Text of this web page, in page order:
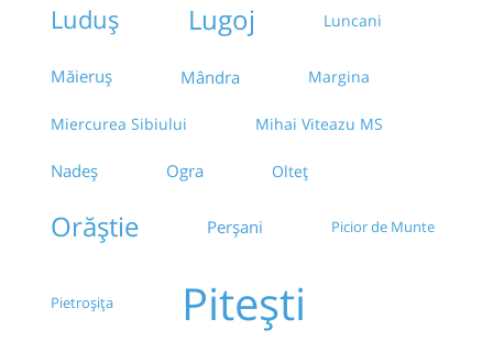
Luduș Lugoj Luncani
Măieruș Mândra Margina
Miercurea Sibiului Mihai Viteazu MS
Nadeș Ogra Olteț
Orăștie Perșani Picior de Munte
Pietroșița Pitești